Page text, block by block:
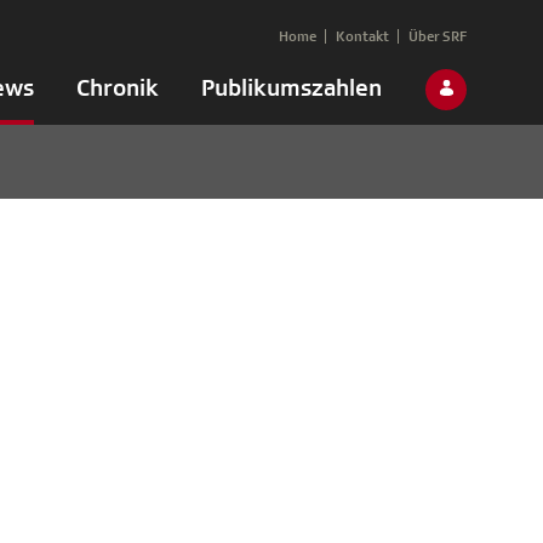
Chronik Publikumszahlen
Home Kontakt Über SRF